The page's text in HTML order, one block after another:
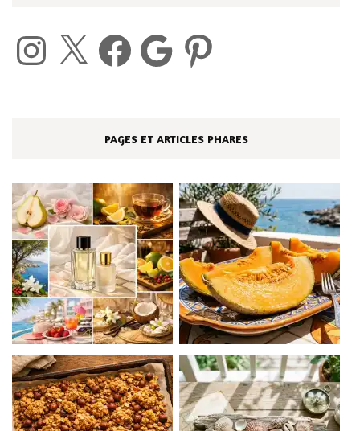
Instagram Facebook Google Pinterest
PAGES ET ARTICLES PHARES